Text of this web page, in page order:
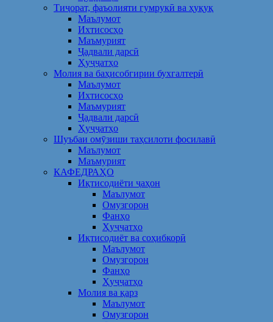
Тиҷорат, фаъолияти гумрукӣ ва ҳуқуқ
Маълумот
Ихтисосҳо
Маъмурият
Ҷадвали дарсӣ
Ҳуҷҷатҳо
Молия ва баҳисобгирии бухгалтерӣ
Маълумот
Ихтисосҳо
Маъмурият
Ҷадвали дарсӣ
Ҳуҷҷатҳо
Шуъбаи омӯзиши таҳсилоти фосилавӣ
Маълумот
Маъмурият
КАФЕДРАҲО
Иқтисодиёти ҷаҳон
Маълумот
Омузгорон
Фанҳо
Ҳуҷҷатҳо
Иқтисодиёт ва соҳибкорӣ
Маълумот
Омузгорон
Фанҳо
Ҳуҷҷатҳо
Молия ва қарз
Маълумот
Омузгорон